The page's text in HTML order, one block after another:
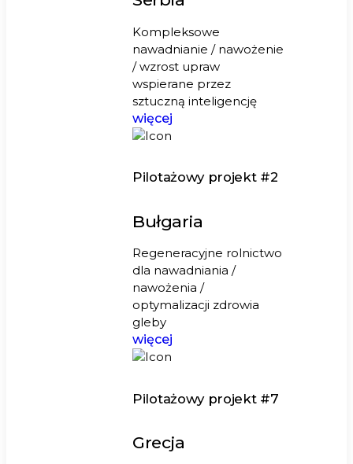
Kompleksowe
nawadnianie / nawożenie
/ wzrost upraw
wspierane przez
sztuczną inteligencję
więcej
Pilotażowy projekt #2
Bułgaria
Regeneracyjne rolnictwo
dla nawadniania /
nawożenia /
optymalizacji zdrowia
gleby
więcej
Pilotażowy projekt #7
Grecja